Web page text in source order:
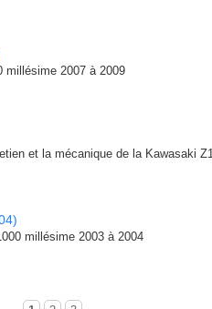
millésime 2007 à 2009
et la mécanique de la Kawasaki
millésime 2003 à 2004